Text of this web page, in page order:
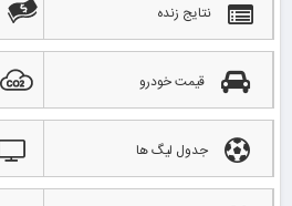
نتایج زنده
قیمت خودرو
جدول لیگ ها